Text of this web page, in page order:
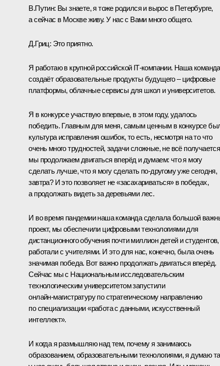
В.Путин: Вы знаете, я тоже родился и вырос в Петербурге,
а сейчас в Москве живу. У нас с Вами много общего.
Д.Гриц: Это приятно.
Я работаю в крупной российской IT‑компании. Наша команда
создаёт образовательные продукты будущего – цифровые
платформы, облачные сервисы для школ и университетов.
Я в конкурсе участвую впервые, в этом году, удалось
победить. Главным для меня, самым ценным в конкурсе
культура исправления ошибок, то есть, несмотря на то что
очень много трудностей, задачи сложные, не всё
мы продолжаем двигаться вперёд и думаем: что я могу
сделать лучше, что я могу сделать по‑другому уже сегодня,
завтра? И это позволяет не «засахариваться» в победах,
а продолжать видеть за деревьями лес.
И во время пандемии наша команда сделала большой
проект, мы обеспечили цифровыми технологиями для
дистанционного обучения почти миллион детей и студентов,
работали с учителями. И это для нас, конечно, была очень
значимая победа. Вот важно продолжать двигаться вперёд.
Сейчас мы с Национальным исследовательским
технологическим университетом запустили
онлайн‑магистратуру по стратегическому направлению
по специализации «работа с данными, искусственный
интеллект».
И когда я размышляю над тем, почему я занимаюсь
образованием, образовательными технологиями, я думаю